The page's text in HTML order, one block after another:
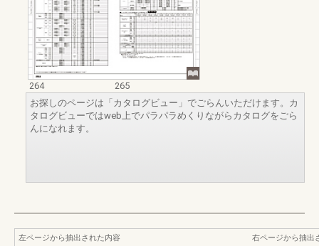
264
265
お探しのページは「カタログビュー」でごらんいただけます。カ
タログビューではweb上でパラパラめくりながらカタログをごら
んになれます。
左ページから抽出された内容
右ページから抽出